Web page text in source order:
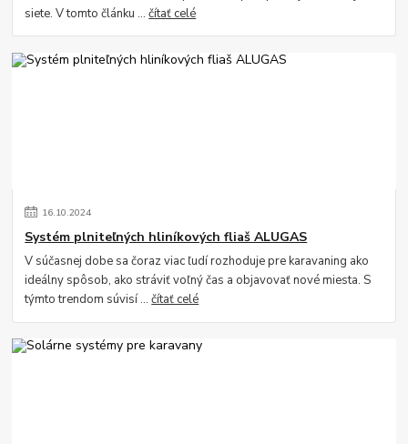
siete. V tomto článku ...čítať celé
16.10.2024
Systém plniteľných hliníkových fliaš ALUGAS
V súčasnej dobe sa čoraz viac ľudí rozhoduje pre karavaning ako
ideálny spôsob, ako stráviť voľný čas a objavovať nové miesta. S
týmto trendom súvisí ...čítať celé